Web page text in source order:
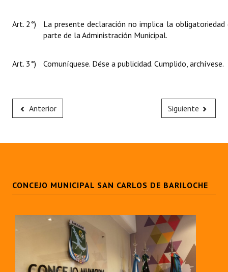
Art. 2°)
La presente declaración no implica la
parte de la Administración Municipal.
Art. 3°) Comuníquese. Dése a publicidad. Cumplido, archívese.
Anterior Siguiente
CONCEJO MUNICIPAL SAN CARLOS DE BARILOCHE